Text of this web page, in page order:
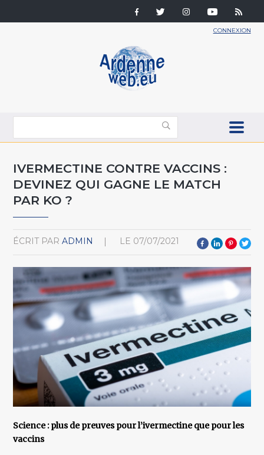
CONNEXION
IVERMECTINE CONTRE VACCINS :
DEVINEZ QUI GAGNE LE MATCH
PAR KO ?
ÉCRIT PAR ADMIN LE 07/07/2021
Science : plus de preuves pour l’ivermectine que pour les
vaccins